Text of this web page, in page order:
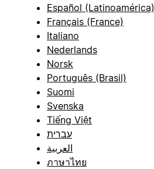
Español (Latinoamérica)
Français (France)
Italiano
Nederlands
Norsk
Português (Brasil)
Suomi
Svenska
Tiếng Việt
עברית
العربية
ภาษาไทย